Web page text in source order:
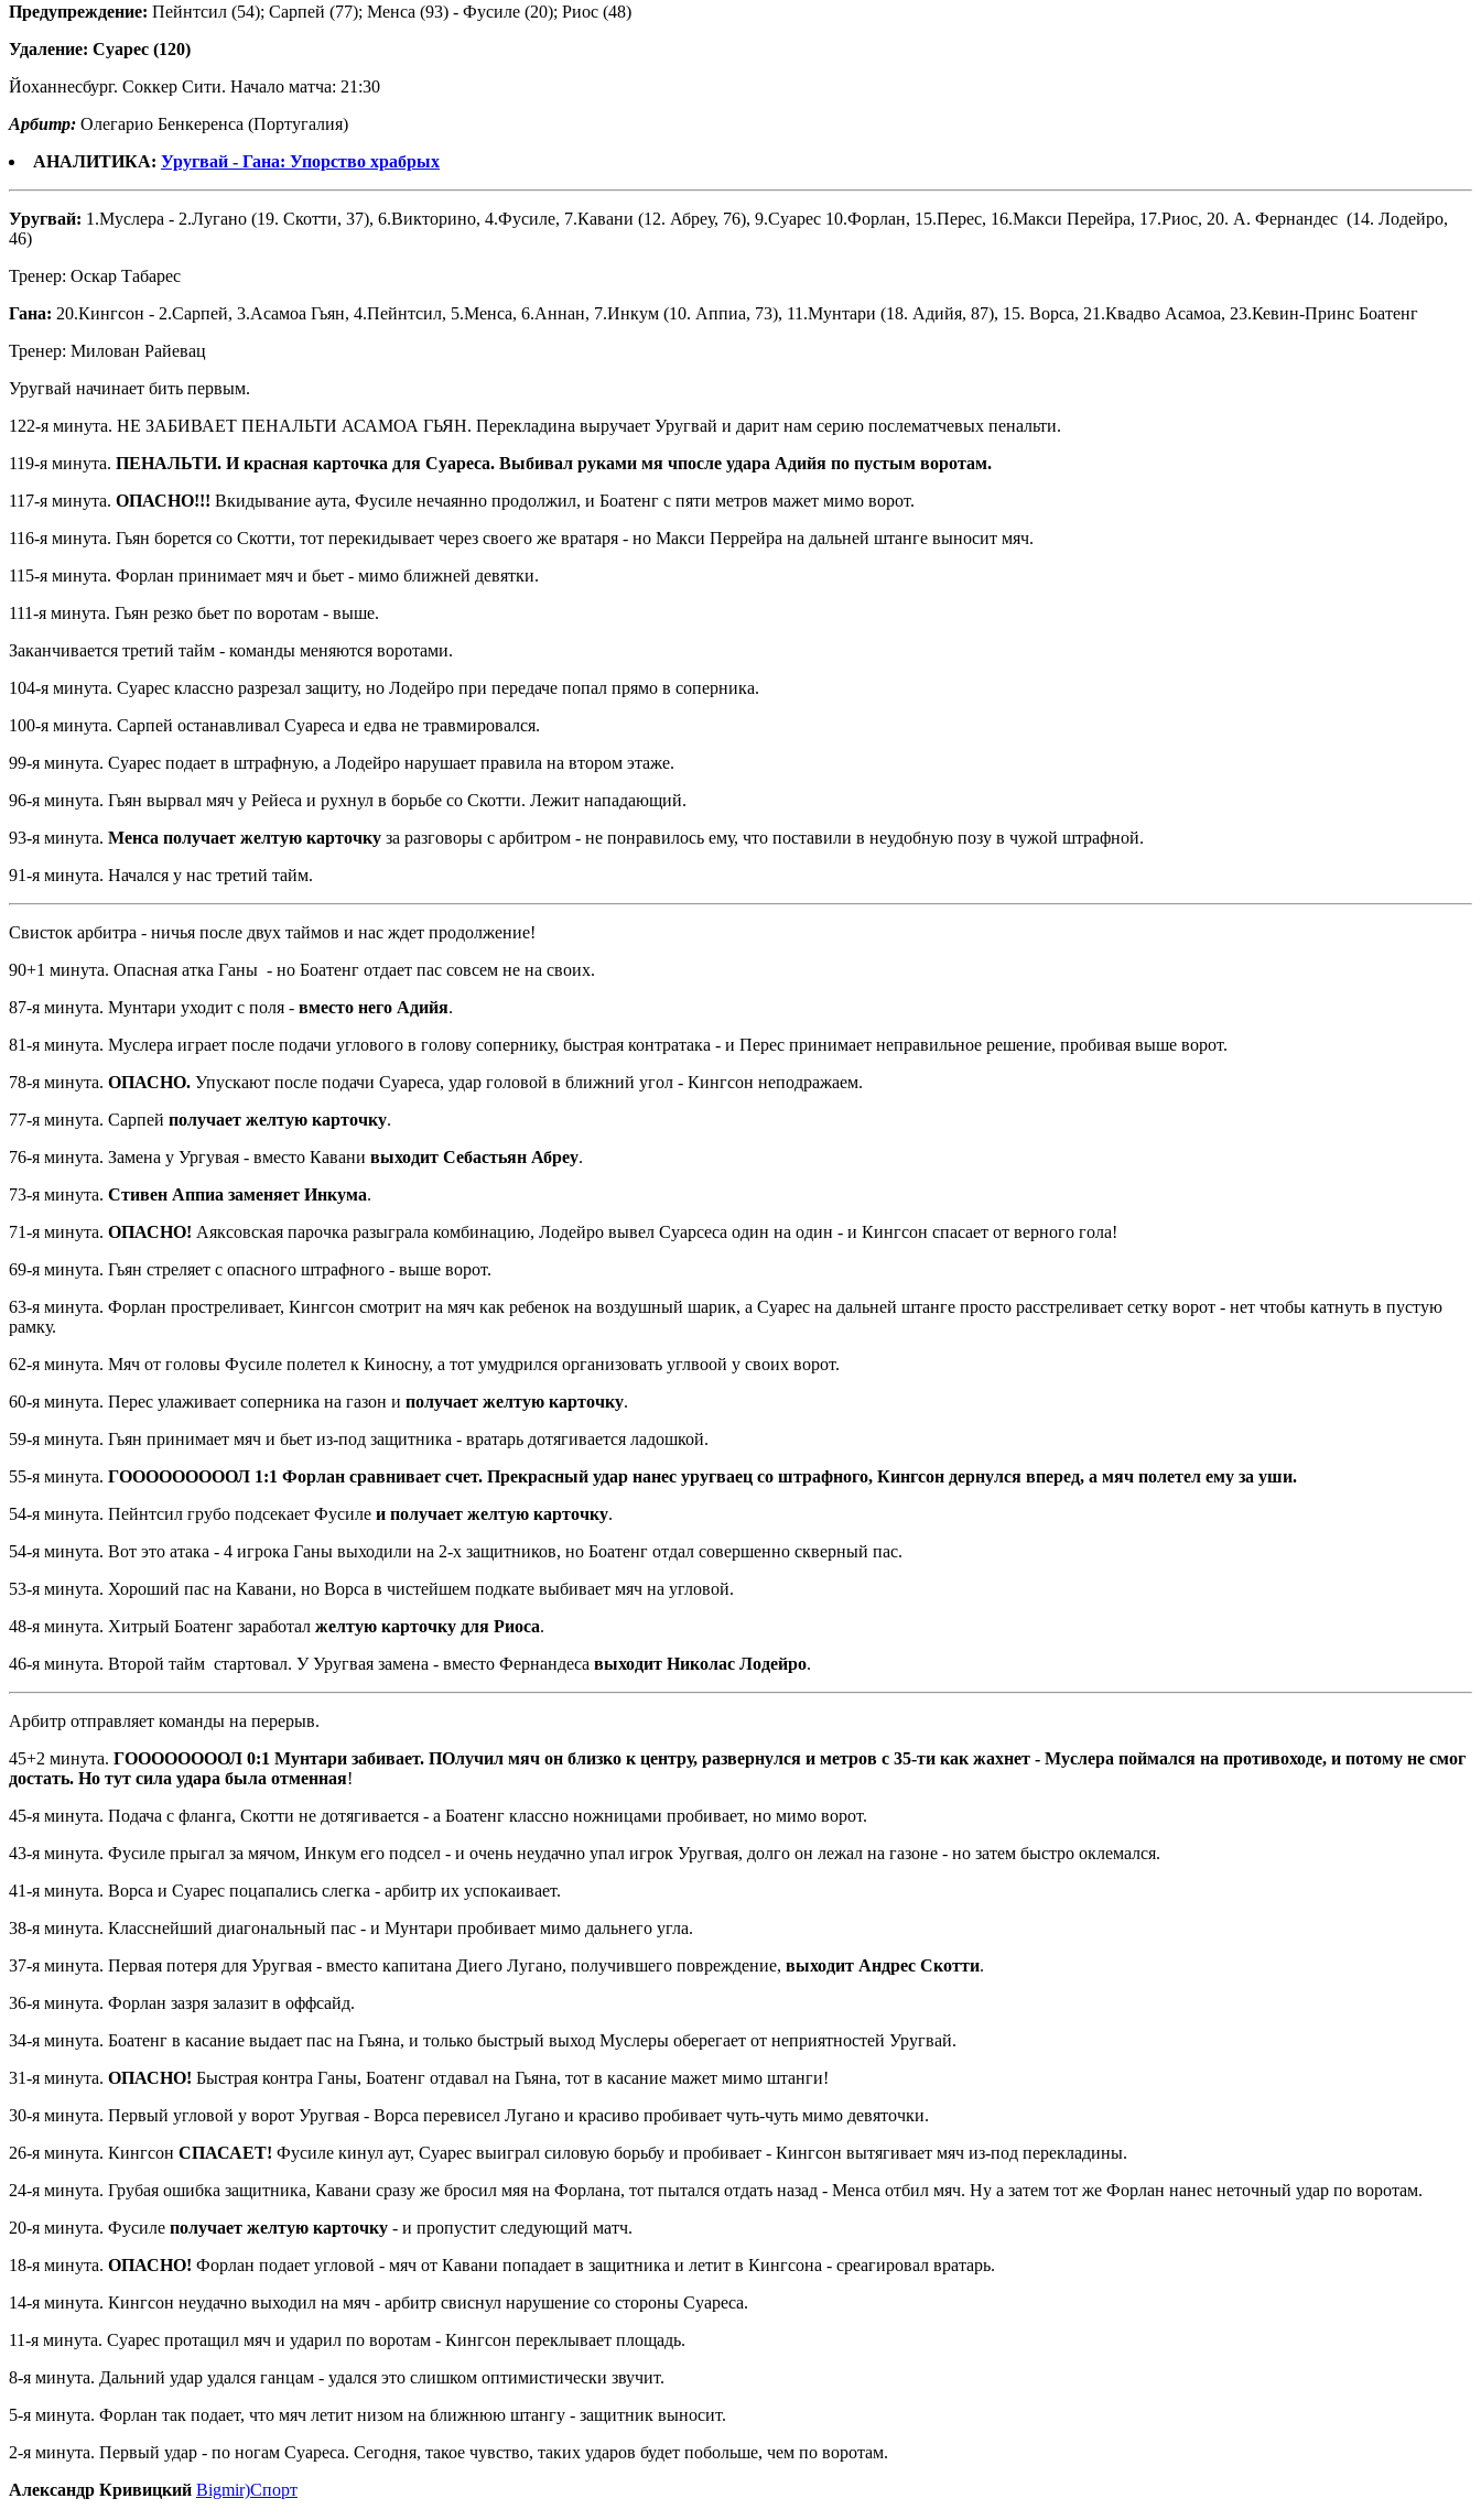
Предупреждение: Пейнтсил (54); Сарпей (77); Менса (93) - Фусиле (20); Риос (48)
Удаление: Суарес (120)
Йоханнесбург. Соккер Сити. Начало матча: 21:30
Арбитр: Олегарио Бенкеренса (Португалия)
АНАЛИТИКА: Уругвай - Гана: Упорство храбрых
Уругвай: 1.Муслера - 2.Лугано (19. Скотти, 37), 6.Викторино, 4.Фусиле, 7.Кавани (12. Абреу, 76), 9.Суарес 10.Форлан, 15.Перес, 16.Макси Перейра, 17.Риос, 20. А. Фернандес (14. Лодейро,
46)
Тренер: Оскар Табарес
Гана: 20.Кингсон - 2.Сарпей, 3.Асамоа Гьян, 4.Пейнтсил, 5.Менса, 6.Аннан, 7.Инкум (10. Аппиа, 73), 11.Мунтари (18. Адийя, 87), 15. Ворса, 21.Квадво Асамоа, 23.Кевин-Принс Боатенг
Тренер: Милован Райевац
Уругвай начинает бить первым.
122-я минута. НЕ ЗАБИВАЕТ ПЕНАЛЬТИ АСАМОА ГЬЯН. Перекладина выручает Уругвай и дарит нам серию послематчевых пенальти.
119-я минута. ПЕНАЛЬТИ. И красная карточка для Суареса. Выбивал руками мя чпосле удара Адийя по пустым воротам.
117-я минута. ОПАСНО!!! Вкидывание аута, Фусиле нечаянно продолжил, и Боатенг с пяти метров мажет мимо ворот.
116-я минута. Гьян борется со Скотти, тот перекидывает через своего же вратаря - но Макси Перрейра на дальней штанге выносит мяч.
115-я минута. Форлан принимает мяч и бьет - мимо ближней девятки.
111-я минута. Гьян резко бьет по воротам - выше.
Заканчивается третий тайм - команды меняются воротами.
104-я минута. Суарес классно разрезал защиту, но Лодейро при передаче попал прямо в соперника.
100-я минута. Сарпей останавливал Суареса и едва не травмировался.
99-я минута. Суарес подает в штрафную, а Лодейро нарушает правила на втором этаже.
96-я минута. Гьян вырвал мяч у Рейеса и рухнул в борьбе со Скотти. Лежит нападающий.
93-я минута. Менса получает желтую карточку за разговоры с арбитром - не понравилось ему, что поставили в неудобную позу в чужой штрафной.
91-я минута. Начался у нас третий тайм.
Свисток арбитра - ничья после двух таймов и нас ждет продолжение!
90+1 минута. Опасная атка Ганы - но Боатенг отдает пас совсем не на своих.
87-я минута. Мунтари уходит с поля - вместо него Адийя.
81-я минута. Муслера играет после подачи углового в голову сопернику, быстрая контратака - и Перес принимает неправильное решение, пробивая выше ворот.
78-я минута. ОПАСНО. Упускают после подачи Суареса, удар головой в ближний угол - Кингсон неподражаем.
77-я минута. Сарпей получает желтую карточку.
76-я минута. Замена у Ургувая - вместо Кавани выходит Себастьян Абреу.
73-я минута. Стивен Аппиа заменяет Инкума.
71-я минута. ОПАСНО! Аяксовская парочка разыграла комбинацию, Лодейро вывел Суарсеса один на один - и Кингсон спасает от верного гола!
69-я минута. Гьян стреляет с опасного штрафного - выше ворот.
63-я минута. Форлан простреливает, Кингсон смотрит на мяч как ребенок на воздушный шарик, а Суарес на дальней штанге просто расстреливает сетку ворот - нет чтобы катнуть в пустую
рамку.
62-я минута. Мяч от головы Фусиле полетел к Киносну, а тот умудрился организовать углвоой у своих ворот.
60-я минута. Перес улаживает соперника на газон и получает желтую карточку.
59-я минута. Гьян принимает мяч и бьет из-под защитника - вратарь дотягивается ладошкой.
55-я минута. ГОООООООООЛ 1:1 Форлан сравнивает счет. Прекрасный удар нанес уругваец со штрафного, Кингсон дернулся вперед, а мяч полетел ему за уши.
54-я минута. Пейнтсил грубо подсекает Фусиле и получает желтую карточку.
54-я минута. Вот это атака - 4 игрока Ганы выходили на 2-х защитников, но Боатенг отдал совершенно скверный пас.
53-я минута. Хороший пас на Кавани, но Ворса в чистейшем подкате выбивает мяч на угловой.
48-я минута. Хитрый Боатенг заработал желтую карточку для Риоса.
46-я минута. Второй тайм стартовал. У Уругвая замена - вместо Фернандеса выходит Николас Лодейро.
Арбитр отправляет команды на перерыв.
45+2 минута. ГООООООООЛ 0:1 Мунтари забивает. ПОлучил мяч он близко к центру, развернулся и метров с 35-ти как жахнет - Муслера поймался на противоходе, и потому не смог
достать. Но тут сила удара была отменная!
45-я минута. Подача с фланга, Скотти не дотягивается - а Боатенг классно ножницами пробивает, но мимо ворот.
43-я минута. Фусиле прыгал за мячом, Инкум его подсел - и очень неудачно упал игрок Уругвая, долго он лежал на газоне - но затем быстро оклемался.
41-я минута. Ворса и Суарес поцапались слегка - арбитр их успокаивает.
38-я минута. Класснейший диагональный пас - и Мунтари пробивает мимо дальнего угла.
37-я минута. Первая потеря для Уругвая - вместо капитана Диего Лугано, получившего повреждение, выходит Андрес Скотти.
36-я минута. Форлан зазря залазит в оффсайд.
34-я минута. Боатенг в касание выдает пас на Гьяна, и только быстрый выход Муслеры оберегает от неприятностей Уругвай.
31-я минута. ОПАСНО! Быстрая контра Ганы, Боатенг отдавал на Гьяна, тот в касание мажет мимо штанги!
30-я минута. Первый угловой у ворот Уругвая - Ворса перевисел Лугано и красиво пробивает чуть-чуть мимо девяточки.
26-я минута. Кингсон СПАСАЕТ! Фусиле кинул аут, Суарес выиграл силовую борьбу и пробивает - Кингсон вытягивает мяч из-под перекладины.
24-я минута. Грубая ошибка защитника, Кавани сразу же бросил мяя на Форлана, тот пытался отдать назад - Менса отбил мяч. Ну а затем тот же Форлан нанес неточный удар по воротам.
20-я минута. Фусиле получает желтую карточку - и пропустит следующий матч.
18-я минута. ОПАСНО! Форлан подает угловой - мяч от Кавани попадает в защитника и летит в Кингсона - среагировал вратарь.
14-я минута. Кингсон неудачно выходил на мяч - арбитр свиснул нарушение со стороны Суареса.
11-я минута. Суарес протащил мяч и ударил по воротам - Кингсон переклывает площадь.
8-я минута. Дальний удар удался ганцам - удался это слишком оптимистически звучит.
5-я минута. Форлан так подает, что мяч летит низом на ближнюю штангу - защитник выносит.
2-я минута. Первый удар - по ногам Суареса. Сегодня, такое чувство, таких ударов будет побольше, чем по воротам.
Александр Кривицкий Bigmir)Спорт